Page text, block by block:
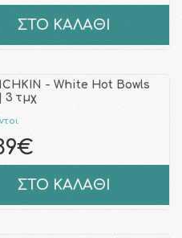
ΣΤΟ ΚΑΛΑΘΙ
- White Hot Bowls
3 τμχ
ΣΤΟ ΚΑΛΑΘΙ